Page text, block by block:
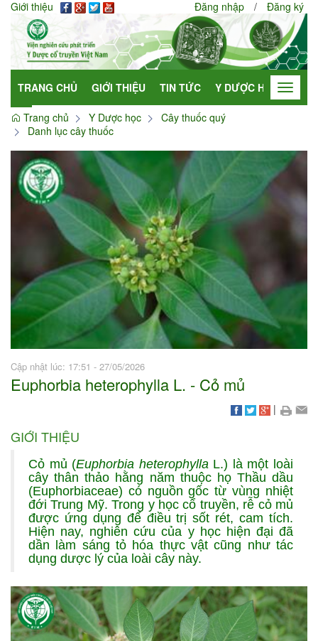
Giới thiệu Đăng nhập / Đăng ký
TRANG CHỦ GIỚI THIỆU TIN TỨC Y DƯỢC HỌC Toggle
Trang chủ
Y Dược học
Cây thuốc quý
Danh lục cây thuốc
Cập nhật lúc: 17:51 - 27/05/2026
Euphorbia heterophylla L. - Cỏ mủ
|
GIỚI THIỆU
Cỏ mủ (Euphorbia heterophyllaL.) là một loài
cây thân thảo hằng năm thuộc họ Thầu dầu
(Euphorbiaceae) có nguồn gốc từ vùng nhiệt
đới Trung Mỹ. Trong y học cổ truyền, rễ cỏ mủ
được ứng dụng để điều trị sốt rét, cam tích.
Hiện nay, nghiên cứu của y học hiện đại đã
dần làm sáng tỏ hóa thực vật cũng như tác
dụng dược lý của loài cây này.